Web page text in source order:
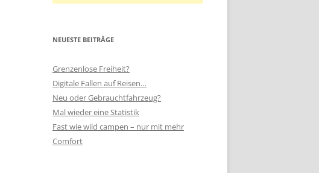
NEUESTE BEITRÄGE
Grenzenlose Freiheit?
Digitale Fallen auf Reisen…
Neu oder Gebrauchtfahrzeug?
Mal wieder eine Statistik
Fast wie wild campen – nur mit mehr
Comfort